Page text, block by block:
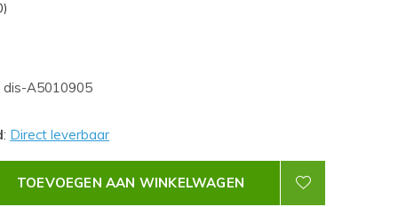
dis-A5010905
: Direct leverbaar
TOEVOEGEN AAN WINKELWAGEN